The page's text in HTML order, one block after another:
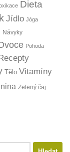
Dieta
Jídlo Jóga
Návyky
Pohoda
Tělo Vitamíny
Zelený čaj